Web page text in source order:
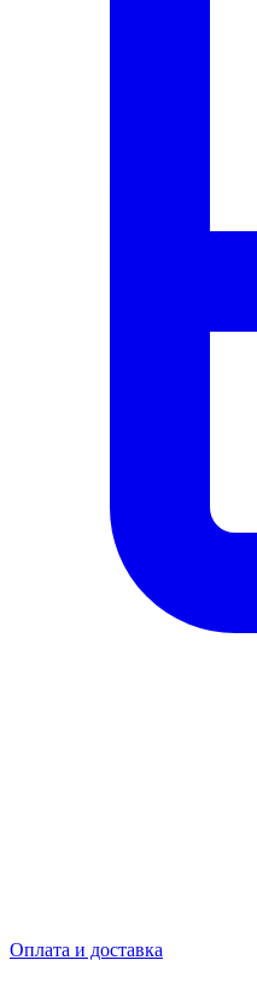
Оплата и доставка